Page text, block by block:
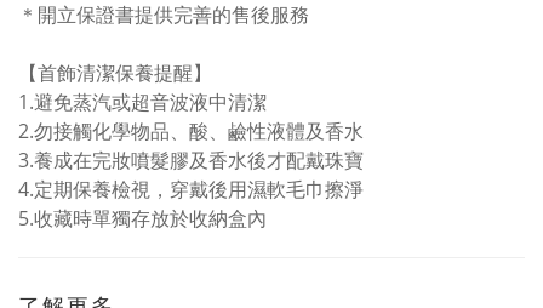
＊開立保證書提供完善的售後服務
【首飾清潔保養提醒】
1.避免蒸汽或超音波液中清潔
2.勿接觸化學物品、酸、鹼性液體及香水
3.養成在完妝噴髮膠及香水後才配戴珠寶
4.定期保養檢視，穿戴後用濕軟毛巾擦淨
5.收藏時單獨存放於收納盒內